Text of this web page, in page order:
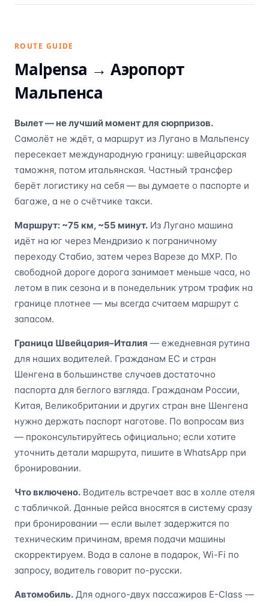
ROUTE GUIDE
Malpensa →Аэропорт
Мальпенса
Вылет — не лучший момент для сюрпризов.
Самолёт не ждёт, а маршрут из Лугано в Мальпенсу
пересекает международную границу: швейцарская
таможня, потом итальянская. Частный трансфер
берёт логистику на себя — вы думаете о паспорте и
багаже, а не о счётчике такси.
Маршрут: ~75 км, ~55 минут. Из Лугано машина
идёт на юг через Мендризио к пограничному
переходу Стабио, затем через Варезе до МXP. По
свободной дороге дорога занимает меньше часа, но
летом в пик сезона и в понедельник утром трафик на
границе плотнее — мы всегда считаем маршрут с
запасом.
Граница Швейцария–Италия — ежедневная рутина
для наших водителей. Гражданам ЕС и стран
Шенгена в большинстве случаев достаточно
паспорта для беглого взгляда. Гражданам России,
Китая, Великобритании и других стран вне Шенгена
нужно держать паспорт наготове. По вопросам виз
— проконсультируйтесь официально; если хотите
уточнить детали маршрута, пишите в WhatsApp при
бронировании.
Что включено. Водитель встречает вас в холле отеля
с табличкой. Данные рейса вносятся в систему сразу
при бронировании — если вылет задержится по
техническим причинам, время подачи машины
скорректируем. Вода в салоне в подарок, Wi-Fi по
запросу, водитель говорит по-русски.
Автомобиль. Для одного-двух пассажиров E-Class —